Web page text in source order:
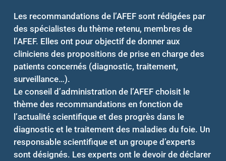
Les recommandations de l’AFEF sont rédigées par
des spécialistes du thème retenu, membres de
l’AFEF. Elles ont pour objectif de donner aux
cliniciens des propositions de prise en charge des
patients concernés (diagnostic, traitement,
surveillance…).
Le conseil d’administration de l’AFEF choisit le
thème des recommandations en fonction de
l’actualité scientifique et des progrès dans le
diagnostic et le traitement des maladies du foie. Un
responsable scientifique et un groupe d’experts
sont désignés. Les experts ont le devoir de déclarer